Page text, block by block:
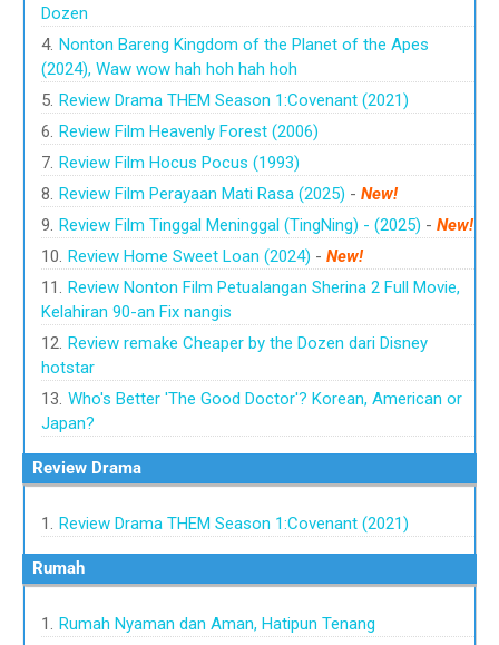
Dozen
Nonton Bareng Kingdom of the Planet of the Apes
(2024), Waw wow hah hoh hah hoh
Review Drama THEM Season 1:Covenant (2021)
Review Film Heavenly Forest (2006)
Review Film Hocus Pocus (1993)
Review Film Perayaan Mati Rasa (2025) -New!
Review Film Tinggal Meninggal (TingNing) - (2025) -New!
Review Home Sweet Loan (2024) -New!
Review Nonton Film Petualangan Sherina 2 Full Movie,
Kelahiran 90-an Fix nangis
Review remake Cheaper by the Dozen dari Disney
hotstar
Who's Better 'The Good Doctor'? Korean, American or
Japan?
Review Drama
Review Drama THEM Season 1:Covenant (2021)
Rumah
Rumah Nyaman dan Aman, Hatipun Tenang